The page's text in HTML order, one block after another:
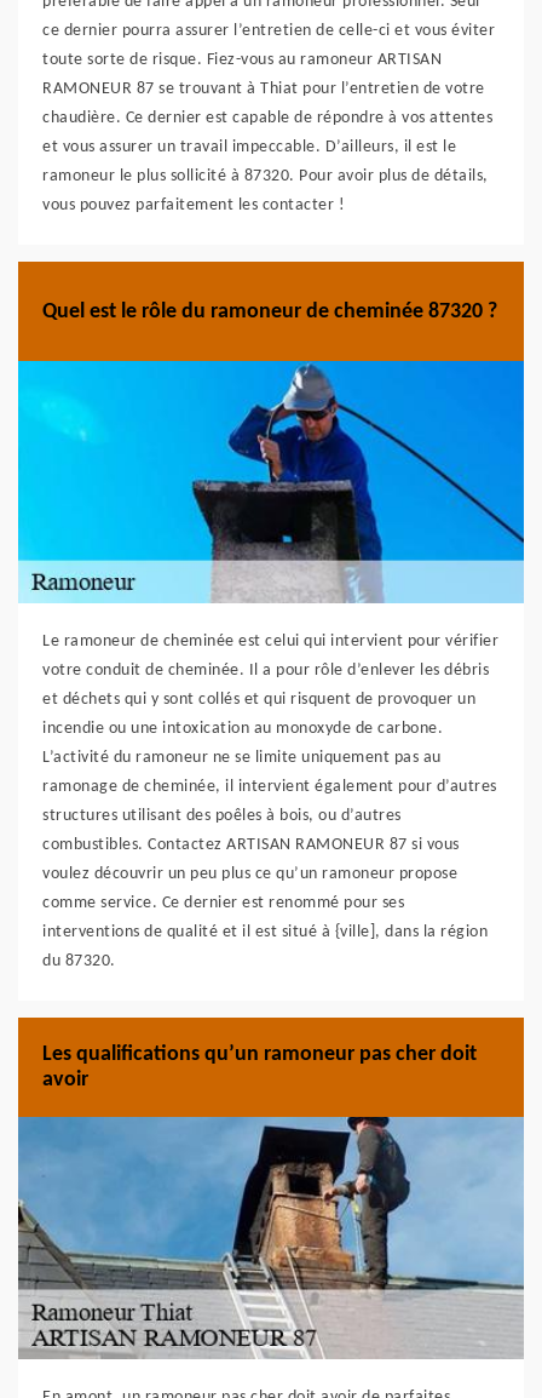
ce dernier pourra assurer l’entretien de celle-ci et vous éviter
toute sorte de risque. Fiez-vous au ramoneur ARTISAN
RAMONEUR 87 se trouvant à Thiat pour l’entretien de votre
chaudière. Ce dernier est capable de répondre à vos attentes
et vous assurer un travail impeccable. D’ailleurs, il est le
ramoneur le plus sollicité à 87320. Pour avoir plus de détails,
vous pouvez parfaitement les contacter !
Quel est le rôle du ramoneur de cheminée 87320 ?
Le ramoneur de cheminée est celui qui intervient pour vérifier
votre conduit de cheminée. Il a pour rôle d’enlever les débris
et déchets qui y sont collés et qui risquent de provoquer un
incendie ou une intoxication au monoxyde de carbone.
L’activité du ramoneur ne se limite uniquement pas au
ramonage de cheminée, il intervient également pour d’autres
structures utilisant des poêles à bois, ou d’autres
combustibles. Contactez ARTISAN RAMONEUR 87 si vous
voulez découvrir un peu plus ce qu’un ramoneur propose
comme service. Ce dernier est renommé pour ses
interventions de qualité et il est situé à {ville], dans la région
du 87320.
Les qualifications qu’un ramoneur pas cher doit
avoir